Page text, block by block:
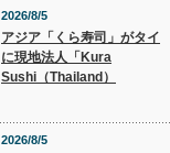
2026/8/5
アジア「くら寿司」がタイ
に現地法人「Kura
Sushi（Thailand）
2026/8/5